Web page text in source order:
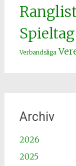
Spieltag
Verbandsliga
Archiv
2026
2025